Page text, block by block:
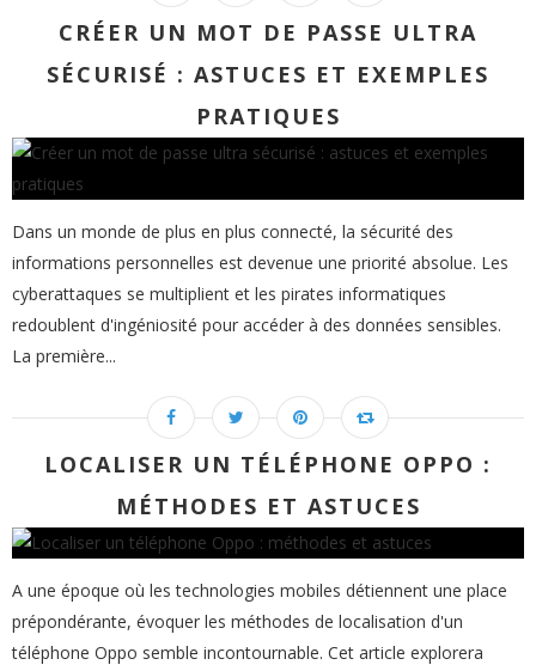
CRÉER UN MOT DE PASSE ULTRA
SÉCURISÉ : ASTUCES ET EXEMPLES
PRATIQUES
Dans un monde de plus en plus connecté, la sécurité des
informations personnelles est devenue une priorité absolue. Les
cyberattaques se multiplient et les pirates informatiques
redoublent d'ingéniosité pour accéder à des données sensibles.
La première...
LOCALISER UN TÉLÉPHONE OPPO :
MÉTHODES ET ASTUCES
A une époque où les technologies mobiles détiennent une place
prépondérante, évoquer les méthodes de localisation d'un
téléphone Oppo semble incontournable. Cet article explorera